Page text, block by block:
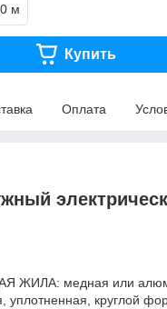
м
Купить
Оплата
ЖИЛА: медная или
уплотненная, круглой